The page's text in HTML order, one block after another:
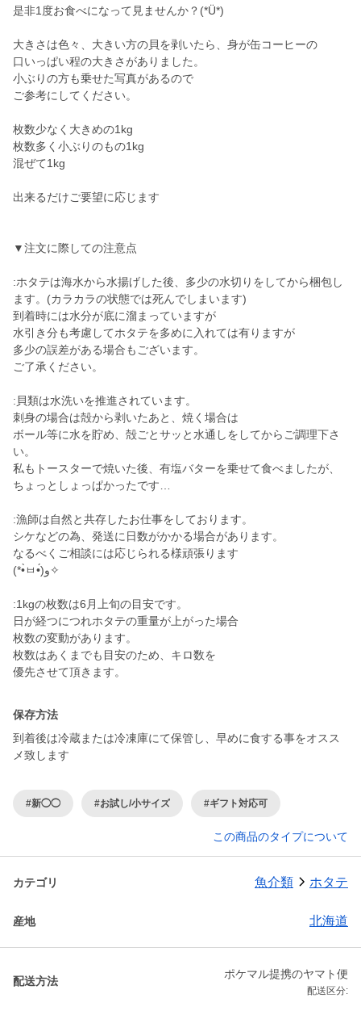
是非1度お食べになって見ませんか？(*Ü*)
大きさは色々、大きい方の貝を剥いたら、身が缶コーヒーの
口いっぱい程の大きさがありました。
小ぶりの方も乗せた写真があるので
ご参考にしてください。
枚数少なく大きめの1kg
枚数多く小ぶりのもの1kg
混ぜて1kg
出来るだけご要望に応じます
▼注文に際しての注意点
:ホタテは海水から水揚げした後、多少の水切りをしてから梱包し
ます。(カラカラの状態では死んでしまいます)
到着時には水分が底に溜まっていますが
水引き分も考慮してホタテを多めに入れては有りますが
多少の誤差がある場合もございます。
ご了承ください。
:貝類は水洗いを推進されています。
刺身の場合は殻から剥いたあと、焼く場合は
ボール等に水を貯め、殻ごとサッと水通しをしてからご調理下さ
い。
私もトースターで焼いた後、有塩バターを乗せて食べましたが、
ちょっとしょっぱかったです…
:漁師は自然と共存したお仕事をしております。
シケなどの為、発送に日数がかかる場合があります。
なるべくご相談には応じられる様頑張ります
(*•̀ㅂ•́)و✧
:1kgの枚数は6月上旬の目安です。
日が経つにつれホタテの重量が上がった場合
枚数の変動があります。
枚数はあくまでも目安のため、キロ数を
優先させて頂きます。
保存方法
到着後は冷蔵または冷凍庫にて保管し、早めに食する事をオスス
メ致します
#新◯◯ #お試し/小サイズ #ギフト対応可
この商品のタイプについて
カテゴリ 魚介類 ホタテ
産地 北海道
配送方法
ポケマル提携のヤマト便
配送区分: